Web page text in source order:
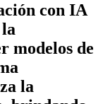
con IA
modelos de
la